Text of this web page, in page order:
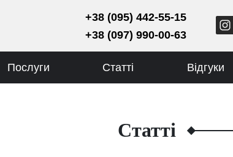
+38 (095) 442-55-15
+38 (097) 990-00-63
Послуги Статті Відгуки
Статті